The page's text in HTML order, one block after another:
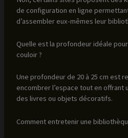
de configuration en ligne
d’assembler eux-mêmes leur
Quelle est la profondeur idéale
couloir ?
Une profondeur de 20 à 25 cm est
encombrer l’espace tout en offrant
des livres ou objets décoratifs.
Comment entretenir une